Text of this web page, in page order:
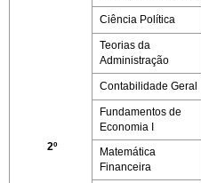
2º
Ciência Política
Teorias da
Administração
Contabilidade Geral
Fundamentos de
Economia I
Matemática
Financeira